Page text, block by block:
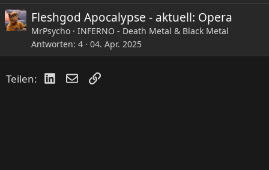
Fleshgod Apocalypse - aktuell: Opera
MrPsycho
INFERNO - Death Metal & Black Metal
Antworten 4 04. Apr. 2025
Teilen: LinkedIn
E-MailLink